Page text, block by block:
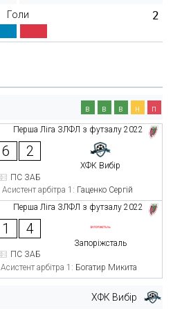
Голи 2
в в в н п
Перша Ліга ЗЛФЛ з футзалу 2022
6 2
ХФК Вибір
ПС ЗАБ
Асистент арбітра 1: Гаценко Сергій
Перша Ліга ЗЛФЛ з футзалу 2022
1 4
Запоріжсталь
ПС ЗАБ
Асистент арбітра 1: Богатир Микита
ХФК Вибір